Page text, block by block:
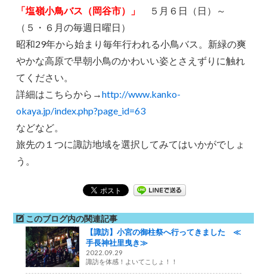
「塩嶺小鳥バス（岡谷市）」
５月６日（日）～
（５・６月の毎週日曜日）
昭和29年から始まり毎年行われる小鳥バス。新緑の爽
やかな高原で早朝小鳥のかわいい姿とさえずりに触れ
てください。
詳細はこちらから→http://www.kanko-
okaya.jp/index.php?page_id=63
などなど。
旅先の１つに諏訪地域を選択してみてはいかがでしょ
う。
このブログ内の関連記事
【諏訪】小宮の御柱祭へ行ってきました ≪
手長神社里曳き≫
2022.09.29
諏訪を体感！よいてこしょ！！